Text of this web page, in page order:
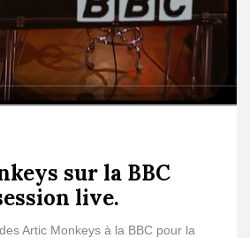
sur la BBC
live.
Artic Monkeys à la BBC pour la